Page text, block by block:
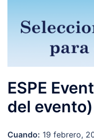
ESPE
del evento)
Cuando: 19 febrero,